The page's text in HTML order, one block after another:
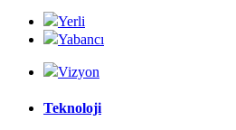
Yerli
Yabancı
Vizyon
Teknoloji